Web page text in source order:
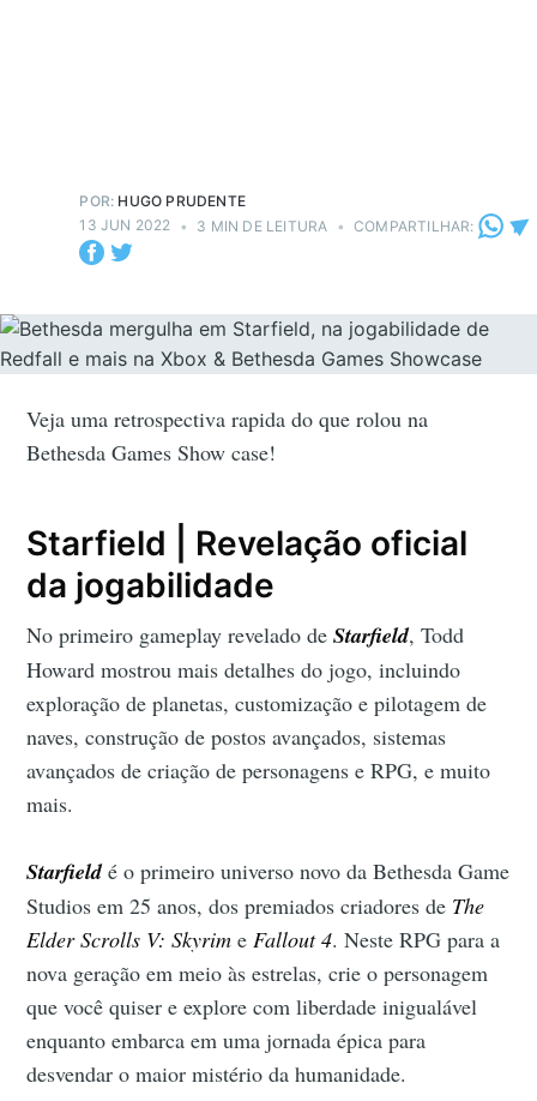
POR: HUGO PRUDENTE
13 JUN 2022 • 3 MIN DE LEITURA • COMPARTILHAR:
Veja uma retrospectiva rapida do que rolou na
Bethesda Games Show case!
Starfield | Revelação oficial
da jogabilidade
No primeiro gameplay revelado deStarfield, Todd
Howard mostrou mais detalhes do jogo, incluindo
exploração de planetas, customização e pilotagem de
naves, construção de postos avançados, sistemas
avançados de criação de personagens e RPG, e muito
mais.
Starfieldé o primeiro universo novo da Bethesda Game
Studios em 25 anos, dos premiados criadores de The
Elder Scrolls V: Skyrim e Fallout 4. Neste RPG para a
nova geração em meio às estrelas, crie o personagem
que você quiser e explore com liberdade inigualável
enquanto embarca em uma jornada épica para
desvendar o maior mistério da humanidade.